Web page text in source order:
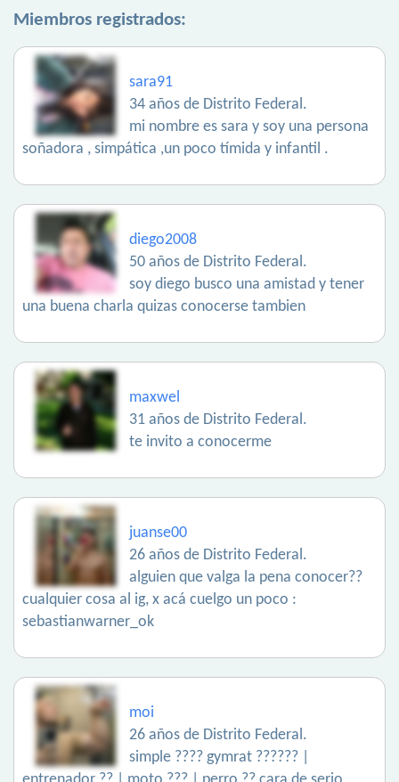
Miembros registrados:
sara91
34 años de Distrito Federal.
mi nombre es sara y soy una persona
soñadora , simpática ,un poco tímida y infantil .
diego2008
50 años de Distrito Federal.
soy diego busco una amistad y tener
una buena charla quizas conocerse tambien
maxwel
31 años de Distrito Federal.
te invito a conocerme
juanse00
26 años de Distrito Federal.
alguien que valga la pena conocer??
cualquier cosa al ig, x acá cuelgo un poco :
sebastianwarner_ok
moi
26 años de Distrito Federal.
simple ???? gymrat ?????? |